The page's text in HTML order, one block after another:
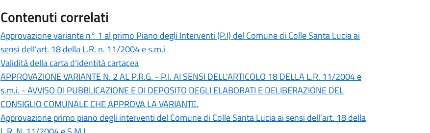
Contenuti correlati
Approvazione variante n° 1 al primo Piano degli Interventi (P.I) del Comune di Colle Santa Lucia ai
sensi dell’art. 18 della L.R. n. 11/2004 e s.m.i
Validità della carta d'identità cartacea
APPROVAZIONE VARIANTE N. 2 AL P.R.G. - P.I. AI SENSI DELL'ARTICOLO 18 DELLA L.R. 11/2004 e
s.m.i. - AVVISO DI PUBBLICAZIONE E DI DEPOSITO DEGLI ELABORATI E DELIBERAZIONE DEL
CONSIGLIO COMUNALE CHE APPROVA LA VARIANTE.
Approvazione primo piano degli interventi del Comune di Colle Santa Lucia ai sensi dell’art. 18 della